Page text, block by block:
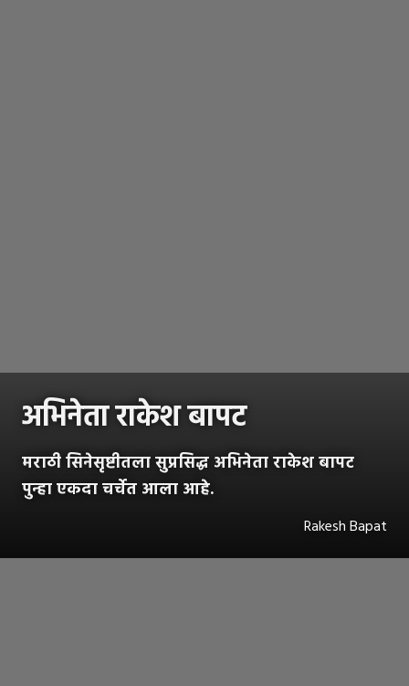
अभिनेता राकेश बापट
मराठी सिनेसृष्टीतला सुप्रसिद्ध अभिनेता राकेश बापट
पुन्हा एकदा चर्चेत आला आहे.
Rakesh Bapat